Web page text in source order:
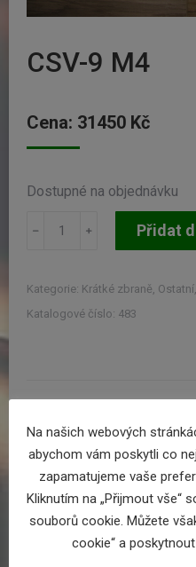
CSV-9 M4
Cena: 31450 Kč
Dostupné na objednávku
množství
Přidat
Kategorie: Krátké zbraně Ostatní
Katalogové číslo: 483
Je zbraní určenou pro kondiční
výrobních variantách a to s
konstrukcí se však řadí do
taktéž jako zbraň pro ochranu
na pistolový náboj 9mm Luger a je
Na našich webových
abychom vám poskytli co
zapamatujeme vaše
Kliknutím na „Přijmout vše“
souborů cookie. Můžete
cookie“ a